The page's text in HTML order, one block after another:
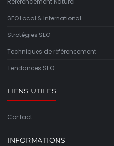
Référencement Naturel
SEO Local & International
Stratégies SEO
Techniques de référencement
Tendances SEO
LIENS UTILES
Contact
INFORMATIONS